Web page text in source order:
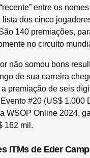
entre os
dos cinco
140 premiações,
no circuito
não somou bons
de sua carreira
premiação de seis
#20 (US$ 1.000
WSOP Online 2024,
162 mil.
ITMs de Eder